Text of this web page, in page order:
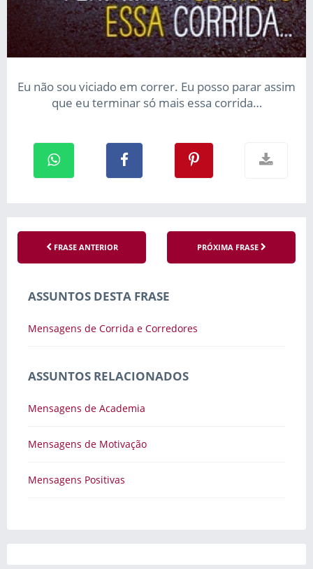
Eu não sou viciado em correr. Eu posso parar assim
que eu terminar só mais essa corrida…
FRASE ANTERIOR PRÓXIMA FRASE
ASSUNTOS DESTA FRASE
Mensagens de Corrida e Corredores
ASSUNTOS RELACIONADOS
Mensagens de Academia
Mensagens de Motivação
Mensagens Positivas